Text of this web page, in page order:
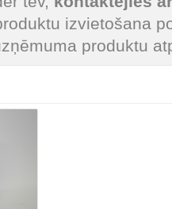
izvietošana
produktu